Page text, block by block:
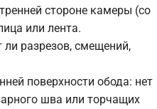
стороне камеры (со
или лента.
ли разрезов, смещений,
поверхности обода: нет
шва или торчащих